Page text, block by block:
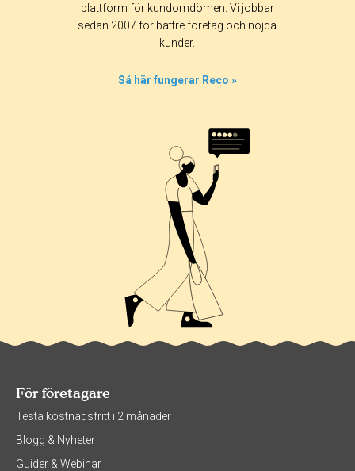
365 dagar 90 dagar
30 dagar
plattform för kundomdömen. Vi jobbar
sedan 2007 för bättre företag och nöjda
kunder.
Så här fungerar Reco »
För företagare
Testa kostnadsfritt i 2 månader
Blogg & Nyheter
Guider & Webinar